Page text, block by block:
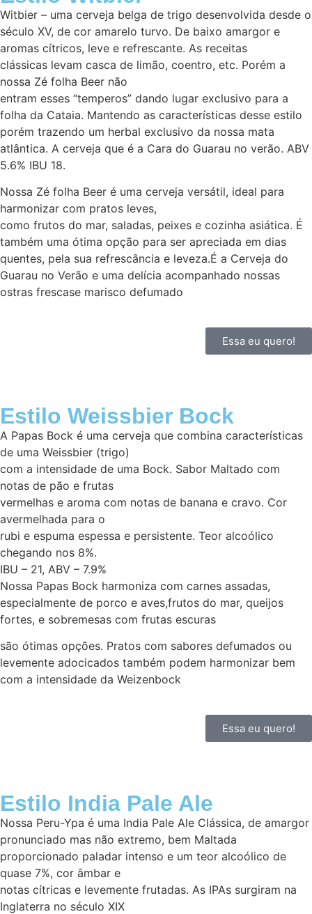
Witbier – uma cerveja belga de trigo desenvolvida desde o
século XV, de cor amarelo turvo. De baixo amargor e
aromas cítricos, leve e refrescante. As receitas
clássicas levam casca de limão, coentro, etc. Porém a
nossa Zé folha Beer não
entram esses “temperos” dando lugar exclusivo para a
folha da Cataia. Mantendo as características desse estilo
porém trazendo um herbal exclusivo da nossa mata
atlântica. A cerveja que é a Cara do Guarau no verão. ABV
5.6% IBU 18.
Nossa Zé folha Beer é uma cerveja versátil, ideal para
harmonizar com pratos leves,
como frutos do mar, saladas, peixes e cozinha asiática. É
também uma ótima opção para ser apreciada em dias
quentes, pela sua refrescância e leveza.É a Cerveja do
Guarau no Verão e uma delícia acompanhado nossas
ostras frescase marisco defumado
Essa eu quero!
Estilo Weissbier Bock
A Papas Bock é uma cerveja que combina características
de uma Weissbier (trigo)
com a intensidade de uma Bock. Sabor Maltado com
notas de pão e frutas
vermelhas e aroma com notas de banana e cravo. Cor
avermelhada para o
rubi e espuma espessa e persistente. Teor alcoólico
chegando nos 8%.
IBU – 21, ABV – 7.9%
Nossa Papas Bock harmoniza com carnes assadas,
especialmente de porco e aves,frutos do mar, queijos
fortes, e sobremesas com frutas escuras
são ótimas opções. Pratos com sabores defumados ou
levemente adocicados também podem harmonizar bem
com a intensidade da Weizenbock
Essa eu quero!
Estilo India Pale Ale
Nossa Peru-Ypa é uma India Pale Ale Clássica, de amargor
pronunciado mas não extremo, bem Maltada
proporcionado paladar intenso e um teor alcoólico de
quase 7%, cor âmbar e
notas cítricas e levemente frutadas. As IPAs surgiram na
Inglaterra no século XIX